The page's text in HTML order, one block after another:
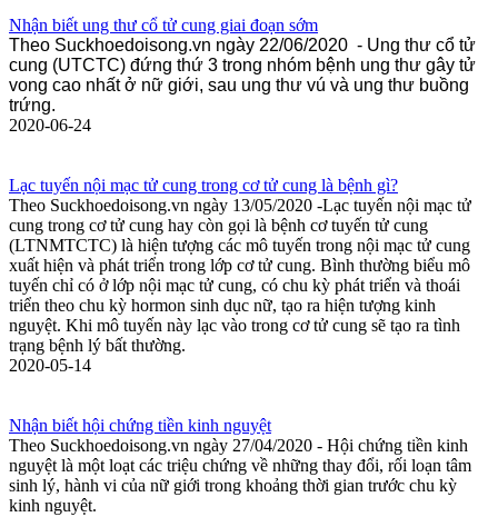
Nhận biết ung thư cổ tử cung giai đoạn sớm
Theo Suckhoedoisong.vn ngày 22/06/2020 - Ung thư cổ tử
cung (UTCTC) đứng thứ 3 trong nhóm bệnh ung thư gây tử
vong cao nhất ở nữ giới, sau ung thư vú và ung thư buồng
trứng.
2020-06-24
Lạc tuyến nội mạc tử cung trong cơ tử cung là bệnh gì?
Theo Suckhoedoisong.vn ngày 13/05/2020 -Lạc tuyến nội mạc tử
cung trong cơ tử cung hay còn gọi là bệnh cơ tuyến tử cung
(LTNMTCTC) là hiện tượng các mô tuyến trong nội mạc tử cung
xuất hiện và phát triển trong lớp cơ tử cung. Bình thường biểu mô
tuyến chỉ có ở lớp nội mạc tử cung, có chu kỳ phát triển và thoái
triển theo chu kỳ hormon sinh dục nữ, tạo ra hiện tượng kinh
nguyệt. Khi mô tuyến này lạc vào trong cơ tử cung sẽ tạo ra tình
trạng bệnh lý bất thường.
2020-05-14
Nhận biết hội chứng tiền kinh nguyệt
Theo Suckhoedoisong.vn ngày 27/04/2020 - Hội chứng tiền kinh
nguyệt là một loạt các triệu chứng về những thay đổi, rối loạn tâm
sinh lý, hành vi của nữ giới trong khoảng thời gian trước chu kỳ
kinh nguyệt.